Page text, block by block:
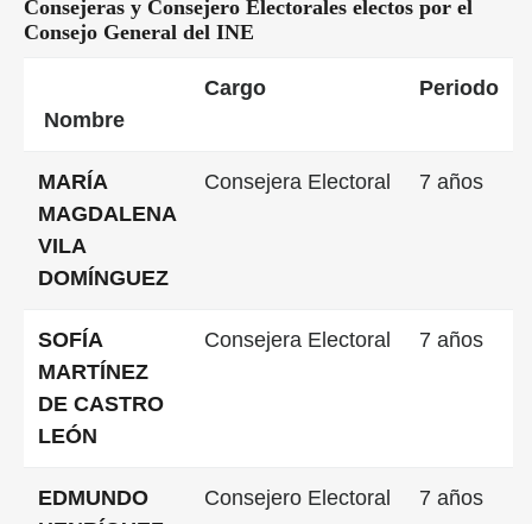
Consejeras y Consejero Electorales electos por el
Consejo General del INE
Nombre
Cargo Periodo
MARÍA
MAGDALENA
VILA
DOMÍNGUEZ
Consejera Electoral 7 años
SOFÍA
MARTÍNEZ
DE CASTRO
LEÓN
Consejera Electoral 7 años
EDMUNDO
Consejero Electoral 7 años